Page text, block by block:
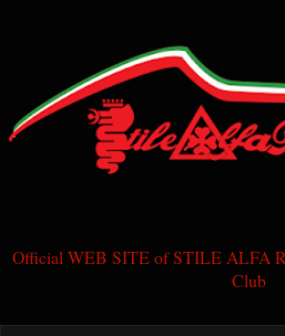
Official WEB SITE of STILE ALFA
Club